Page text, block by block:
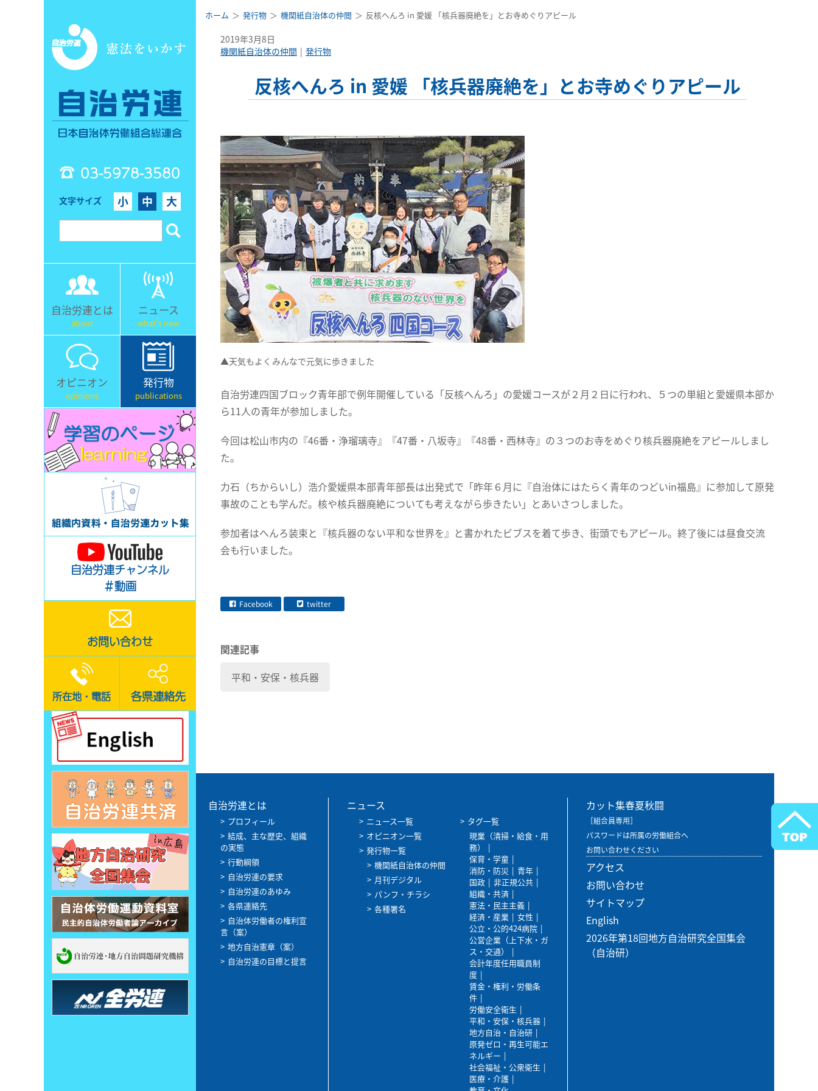
03-5978-3580
文字サイズ 小 中 大
自治労連とは
about
ニュース
what's new
オピニオン
opinions
発行物
publications
自治労連チャンネル
＃動画
お問い合わせ
所在地・電話 各県連絡先
ホーム 発行物 機関紙自治体の仲間 反核へんろ in 愛媛 「核兵器廃絶を」とお寺めぐりアピール
2019年3月8日
機関紙自治体の仲間
発行物
反核へんろ in 愛媛 「核兵器廃絶を」とお寺めぐりアピール
▲天気もよくみんなで元気に歩きました
自治労連四国ブロック青年部で例年開催している「反核へんろ」の愛媛コースが２月２日に行われ、５つの単組と愛媛県本部か
ら11人の青年が参加しました。
今回は松山市内の『46番・浄瑠璃寺』『47番・八坂寺』『48番・西林寺』の３つのお寺をめぐり核兵器廃絶をアピールしまし
た。
力石（ちからいし）浩介愛媛県本部青年部長は出発式で「昨年６月に『自治体にはたらく青年のつどいin福島』に参加して原発
事故のことも学んだ。核や核兵器廃絶についても考えながら歩きたい」とあいさつしました。
参加者はへんろ装束と『核兵器のない平和な世界を』と書かれたビブスを着て歩き、街頭でもアピール。終了後には昼食交流
会も行いました。
Facebook twitter
関連記事
平和・安保・核兵器
自治労連とは
プロフィール
結成、主な歴史、組織
の実態
行動綱領
自治労連の要求
自治労連のあゆみ
各県連絡先
自治体労働者の権利宣
言（案）
地方自治憲章（案）
自治労連の目標と提言
ニュース
ニュース一覧
オピニオン一覧
発行物一覧
機関紙自治体の仲間
月刊デジタル
パンフ・チラシ
各種署名
タグ一覧
現業（清掃・給食・用
務）
保育・学童
消防・防災
青年
国政
非正規公共
組織・共済
憲法・民主主義
経済・産業
女性
公立・公的424病院
公営企業（上下水・ガ
ス・交通）
会計年度任用職員制
度
賃金・権利・労働条
件
労働安全衛生
平和・安保・核兵器
地方自治・自治研
原発ゼロ・再生可能エ
ネルギー
社会福祉・公衆衛生
医療・介護
カット集春夏秋闘
［組合員専用］
パスワードは所属の労働組合へ
お問い合わせください
アクセス
お問い合わせ
サイトマップ
English
2026年第18回地方自治研究全国集会
（自治研）